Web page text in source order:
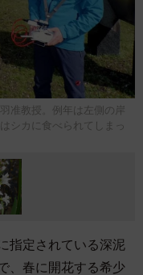
准教授。例年は左側の岸
シカに食べられてしまっ
指定されている深泥
、春に開花する希少